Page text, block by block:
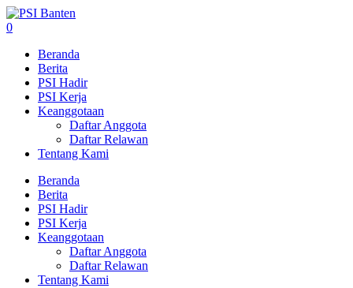
0
Beranda
Berita
PSI Hadir
PSI Kerja
Keanggotaan
Daftar Anggota
Daftar Relawan
Tentang Kami
Beranda
Berita
PSI Hadir
PSI Kerja
Keanggotaan
Daftar Anggota
Daftar Relawan
Tentang Kami